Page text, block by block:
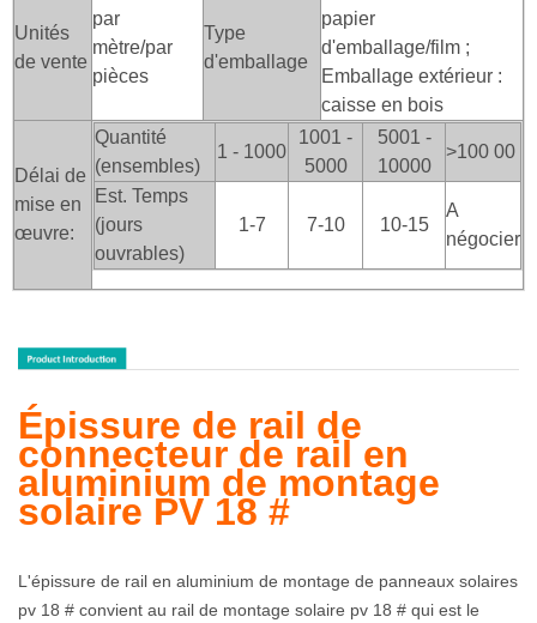
Unités
de vente
par
mètre/par
pièces
Type
d'emballage
papier
d'emballage/film ;
Emballage extérieur :
caisse en bois
Délai de
mise en
œuvre:
Quantité
(ensembles)
1 - 1000
1001 -
5000
5001 -
10000
>100 00
Est. Temps
(jours
ouvrables)
1-7 7-10 10-15
A
négocier
Épissure de rail de
connecteur de rail en
aluminium de montage
solaire PV 18 #
L'épissure de rail en aluminium de montage de panneaux solaires
pv 18 # convient au rail de montage solaire pv 18 # qui est le